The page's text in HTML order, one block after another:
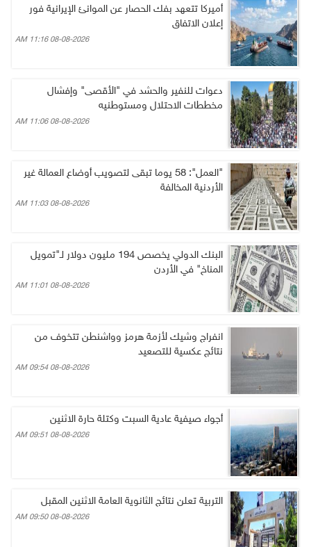
أميركا تتعهد بفك الحصار عن الموانئ الإيرانية فور
إعلان الاتفاق
08-08-2026 11:16 AM
دعوات للنفير والحشد في "الأقصى" وإفشال
مخططات الاحتلال ومستوطنيه
08-08-2026 11:06 AM
"العمل": 58 يوما تبقى لتصويب أوضاع العمالة غير
الأردنية المخالفة
08-08-2026 11:03 AM
البنك الدولي يخصص 194 مليون دولار لـ"تمويل
المناخ" في الأردن
08-08-2026 11:01 AM
انفراج وشيك لأزمة هرمز وواشنطن تتخوف من
نتائج عكسية للتصعيد
08-08-2026 09:54 AM
أجواء صيفية عادية السبت وكتلة حارة الاثنين
08-08-2026 09:51 AM
التربية تعلن نتائج الثانوية العامة الاثنين المقبل
08-08-2026 09:50 AM